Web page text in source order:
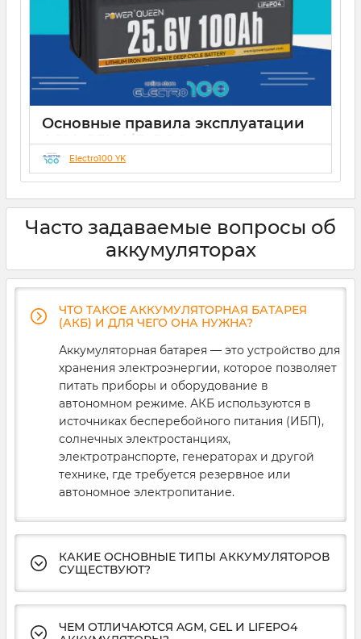
Основные правила эксплуатации
AGM, GEL, LiFePO4 аккумуляторов
21 12 2024
Electro100 YK
Часто задаваемые вопросы об
аккумуляторах
ЧТО ТАКОЕ АККУМУЛЯТОРНАЯ БАТАРЕЯ
(АКБ) И ДЛЯ ЧЕГО ОНА НУЖНА?
Аккумуляторная батарея — это устройство для
хранения электроэнергии, которое позволяет
питать приборы и оборудование в
автономном режиме. АКБ используются в
источниках бесперебойного питания (ИБП),
солнечных электростанциях,
электротранспорте, генераторах и другой
технике, где требуется резервное или
автономное электропитание.
КАКИЕ ОСНОВНЫЕ ТИПЫ АККУМУЛЯТОРОВ
СУЩЕСТВУЮТ?
ЧЕМ ОТЛИЧАЮТСЯ AGM, GEL И LIFEPO4